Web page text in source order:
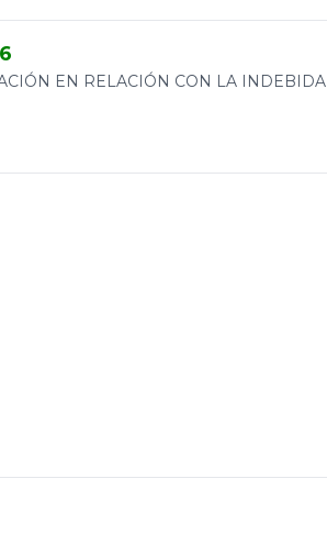
EN RELACIÓN CON LA INDEBIDA